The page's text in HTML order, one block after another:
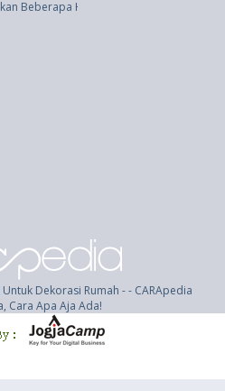
Beberapa Hal Berikut Ini
Dekorasi Rumah - - CARApedia
Cara Apa Aja Ada!